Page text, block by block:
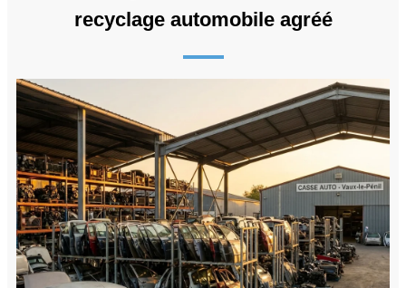
recyclage automobile agréé